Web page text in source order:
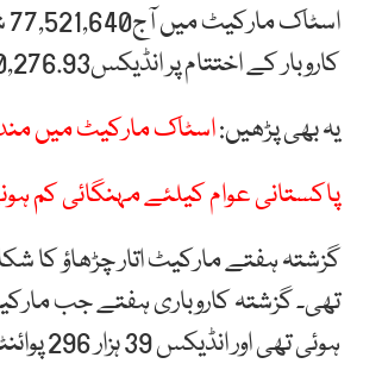
کاروبار کے اختتام پر انڈیکس40,276.93 پر تھا۔
یہ بھی پڑھیں:اسٹاک مارکیٹ میں
پاکستانی عوام کیلئے مہنگائی کم
ہوئی تھی اور انڈیکس 39 ہزار 296 پوائنٹس پر آ گیا تھا۔